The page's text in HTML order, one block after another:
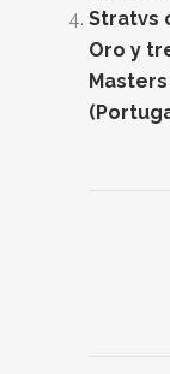
Stratvs
Oro y